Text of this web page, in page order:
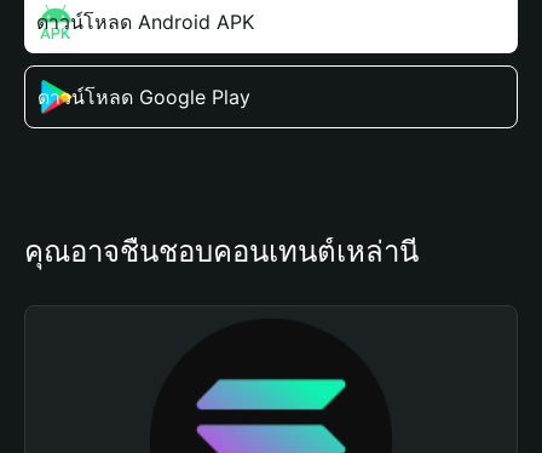
ดาวน์โหลด Android APK
ดาวน์โหลด Google Play
คุณอาจชื่นชอบคอนเทนต์เหล่านี้